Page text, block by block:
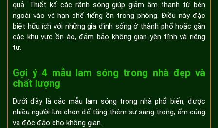
quả. Thiết kế các rãnh sóng giúp giảm âm thanh từ bên
ngoài vào và hạn chế tiếng ồn trong phòng. Điều này đặc
biệt hữu ích với những gia đình sống ở thành phố hoặc gần
các khu vực ồn ào, đảm bảo không gian yên tĩnh và riêng
tư.
Gợi ý 4 mẫu lam sóng trong nhà đẹp và
chất lượng
Dưới đây là các mẫu lam sóng trong nhà phổ biến, được
nhiều người lựa chọn để tăng thêm sự sang trọng, ấm cúng
và độc đáo cho không gian.